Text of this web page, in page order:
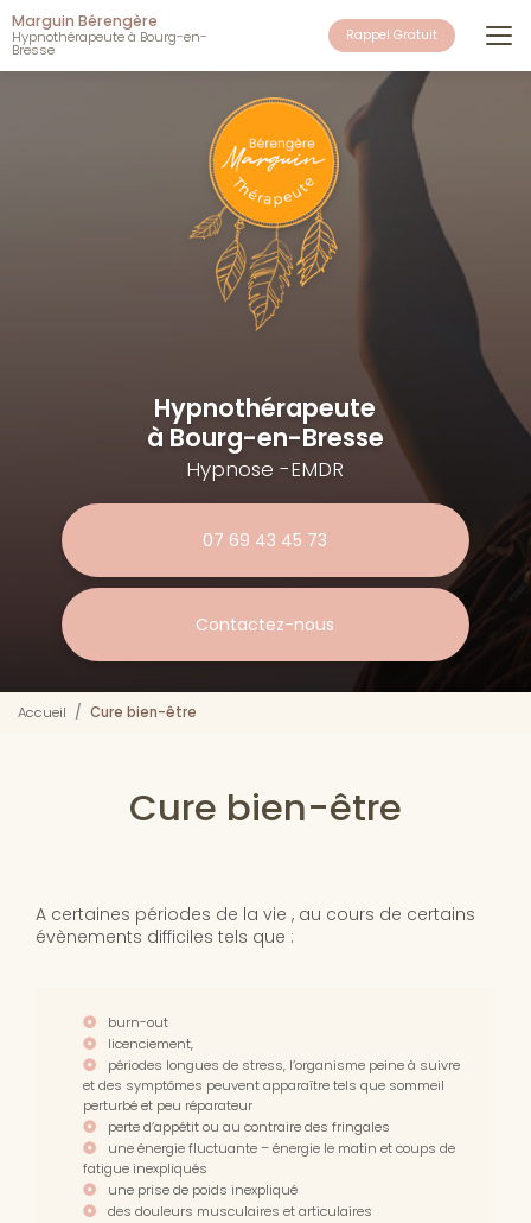
Aller
au
contenu
principal
Marguin Bérengère
Hypnothérapeute à Bourg-en-
Bresse
Rappel Gratuit
Hypnothérapeute
à Bourg-en-Bresse
Hypnose -EMDR
07 69 43 45 73
Contactez-nous
Accueil Cure bien-être
Cure bien-être
A certaines périodes de la vie , au cours de certains
évènements difficiles tels que :
burn-out
licenciement,
périodes longues de stress, l’organisme peine à suivre
et des symptômes peuvent apparaître tels que sommeil
perturbé et peu réparateur
perte d’appétit ou au contraire des fringales
une énergie fluctuante – énergie le matin et coups de
fatigue inexpliqués
une prise de poids inexpliqué
des douleurs musculaires et articulaires